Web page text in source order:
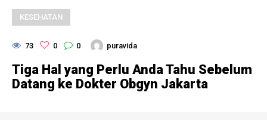
KESEHATAN
73 0 0 puravida
Tiga Hal yang Perlu Anda Tahu Sebelum
Datang ke Dokter Obgyn Jakarta